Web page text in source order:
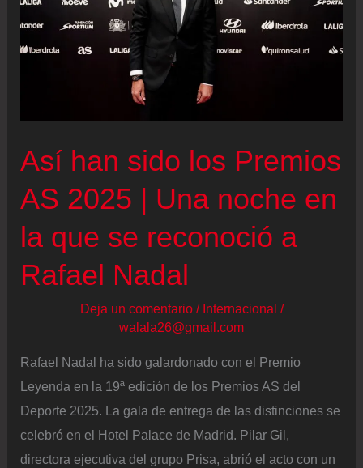
global
Así han sido los Premios
AS 2025 | Una noche en
la que se reconoció a
Rafael Nadal
Deja un comentario / Internacional /
walala26@gmail.com
Rafael Nadal ha sido galardonado con el Premio
Leyenda en la 19ª edición de los Premios AS del
Deporte 2025. La gala de entrega de las distinciones se
celebró en el Hotel Palace de Madrid. Pilar Gil,
directora ejecutiva del grupo Prisa, abrió el acto con un